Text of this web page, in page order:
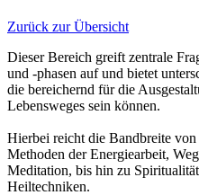
Zurück zur Übersicht
Dieser Bereich greift zentrale
und -phasen auf und bietet
die bereichernd für die
Lebensweges sein können.
Hierbei reicht die Bandbreite
Methoden der Energiearbeit,
Meditation, bis hin zu
Heiltechniken.